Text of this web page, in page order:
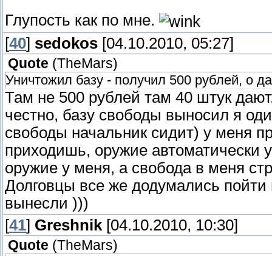
Глупость как по мне.
[40] sedokos [04.10.2010, 05:27]
Quote (TheMars)
Уничтожил базу - получил 500 рублей, о
Там не 500 рублей там 40 штук
честно, базу свободы выносил я
свободы начальник сидит) у меня
приходишь, оружие автоматически
оружие у меня, а свобода в меня
Долговцы все же додумались
вынесли )))
[41] Greshnik [04.10.2010, 10:30]
Quote (TheMars)